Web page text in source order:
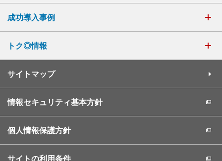
成功導入事例
トク◎情報
サイトマップ
情報セキュリティ基本方針
個人情報保護方針
サイトの利用条件